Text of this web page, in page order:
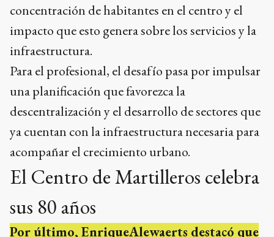
concentración de habitantes en el centro y el
impacto que esto genera sobre los servicios y la
infraestructura.
Para el profesional, el desafío pasa por impulsar
una planificación que favorezca la
descentralización y el desarrollo de sectores que
ya cuentan con la infraestructura necesaria para
acompañar el crecimiento urbano.
El Centro de Martilleros celebra
sus 80 años
Por último, EnriqueAlewaerts destacó que